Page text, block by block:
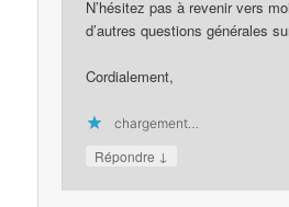
N’hésitez pas à revenir vers
d’autres questions générales
Cordialement,
chargement…
Répondre ↓